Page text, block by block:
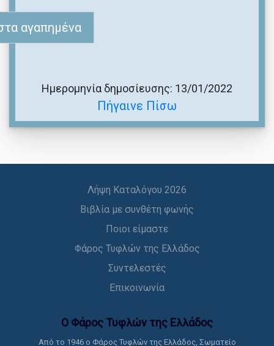
αγαπημένα
Πήγαινε Πίσω
Ημερομηνία δημοσίευσης: 13/01/2022
Λήψη Καταλόγου 2026
Βιβλία με συνθέτη φωνής
Ποιοι είμαστε
Φάρος Τυφλών της Ελλάδος
Συντελεστές
Επικοινωνία
Ο Φάρος Τυφλών της Ελλάδoς
Από το 1946 ο Φάρος Τυφλών της Ελλάδος, Σωματείο